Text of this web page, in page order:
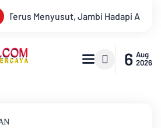
dan Karhutla Sungai Batanghari
6 Aug
2026